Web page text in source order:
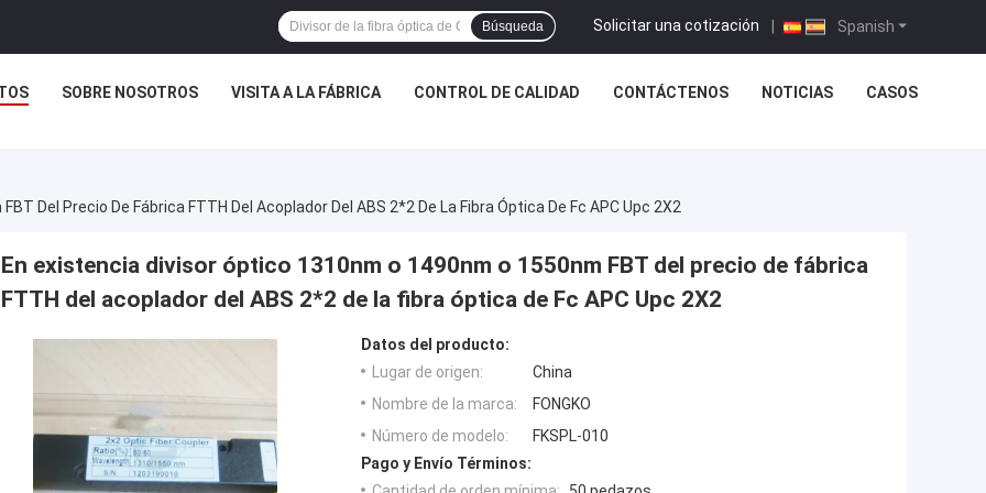
Spanish
Solicitar una cotización |
Búsqueda
SOBRE NOSOTROS VISITA A LA FÁBRICA CONTROL DE CALIDAD CONTÁCTENOS NOTICIAS CASOS
Del Precio De Fábrica FTTH Del Acoplador Del ABS 2*2 De La Fibra Óptica De Fc APC Upc 2X2
En existencia divisor óptico 1310nm o 1490nm o 1550nm FBT del precio de fábrica
FTTH del acoplador del ABS 2*2 de la fibra óptica de Fc APC Upc 2X2
Datos del producto:
Lugar de origen:
China
Nombre de la marca:
FONGKO
Número de modelo:
FKSPL-010
Pago y Envío Términos: